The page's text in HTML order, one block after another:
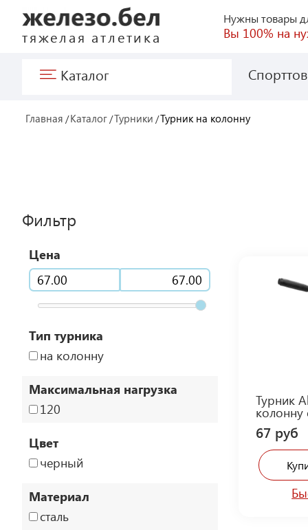
тяжелая атлетика
Нужны товары
Вы 100% на
Каталог
Главная Каталог Турники Турник на колонну
Фильтр
Цена
Тип турника
на колонну
Максимальная нагрузка
120
Цвет
черный
Материал
сталь
Турник
67 руб